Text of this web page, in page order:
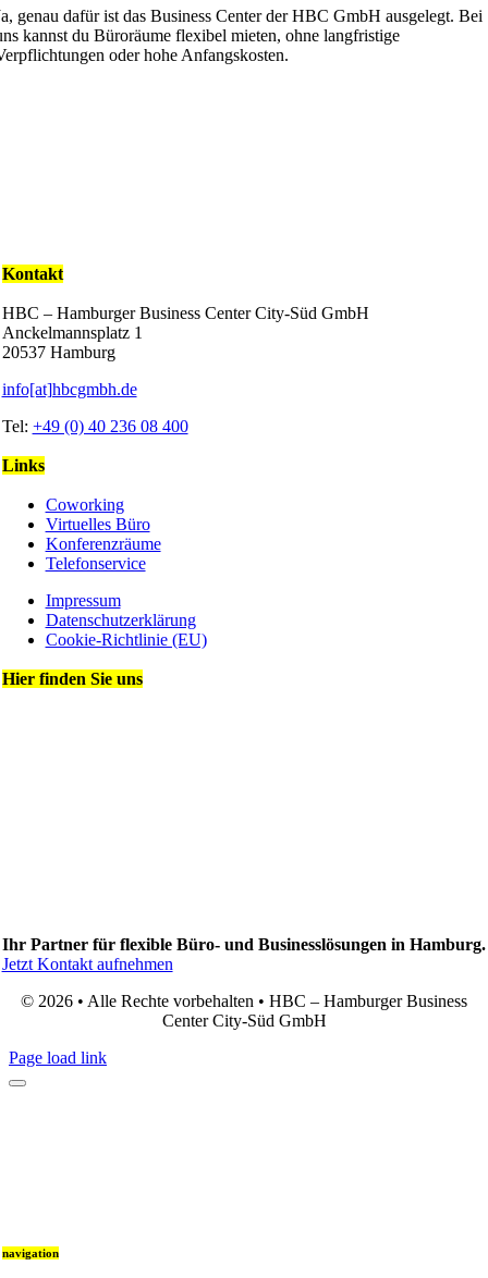
genau dafür ist das Business Center der HBC GmbH ausgelegt. Bei
kannst du Büroräume flexibel mieten, ohne langfristige
oder hohe Anfangskosten.
Kontakt
HBC – Hamburger Business Center City-Süd GmbH
Anckelmannsplatz 1
20537 Hamburg
info[at]hbcgmbh.de
Tel: +49 (0) 40 236 08 400
Links
Coworking
Virtuelles Büro
Konferenzräume
Telefonservice
Impressum
Datenschutz­erklärung
Cookie-Richtlinie (EU)
Hier finden Sie uns
Ihr Partner für flexible Büro- und Businesslösungen in Hamburg.
Jetzt Kontakt aufnehmen
© 2026 • Alle Rechte vorbehalten • HBC – Hamburger Business
Center City-Süd GmbH
Page load link
navigation